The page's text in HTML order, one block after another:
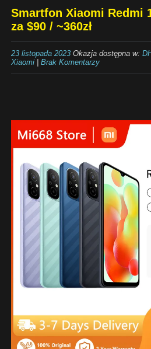
Smartfon Xiaomi Redmi
za $90 / ~360zł
23 listopada 2023Okazja dostępna w:
Xiaomi| Brak Komentarzy